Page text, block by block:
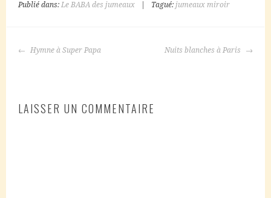
Publié dans:Le BABA des jumeaux Tagué:jumeaux miroir
NAVIGATION
Hymne à Super Papa Nuits blanches à Paris
LAISSER UN COMMENTAIRE